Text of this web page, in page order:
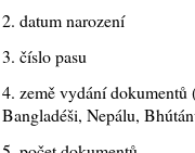
2. datum narození
3. číslo pasu
4. země vydání dokumentů
Bangladéši, Nepálu,